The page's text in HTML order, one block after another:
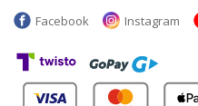
Facebook Instagram